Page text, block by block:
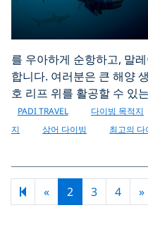
를 우아하게 순항하고, 말
합니다. 여러분은 큰 해양
호 리프 위를 활공할 수 있
PADI TRAVEL 다이빙 목적지
지
상어 다이빙 최고의 다
«Previous page
2 3 4 »